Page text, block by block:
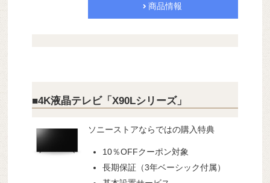
商品情報
■4K液晶テレビ「X90Lシリーズ」
ソニーストアならではの購入特典
10％OFFクーポン対象
長期保証（3年ベーシック付属）